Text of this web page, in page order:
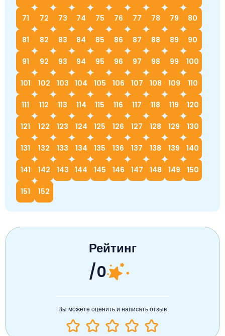
71 72 73 74 75 76 77 78 79 80
81 82 83 84 85 86 87 88 89 90
91 92 93 94 95 96 97 98 99 100
101 102 103 104 105 106 107 108 109 110
111 112 113 114 115 116 117 118 119 120
121 122 123 124 125 126 127 128 129 130
131 132 133 134 135 136 137 138 139 140
141 142 143 144 145 146 147 148 149 150
151 152
Рейтинг
/0
Вы можете оценить и написать отзыв